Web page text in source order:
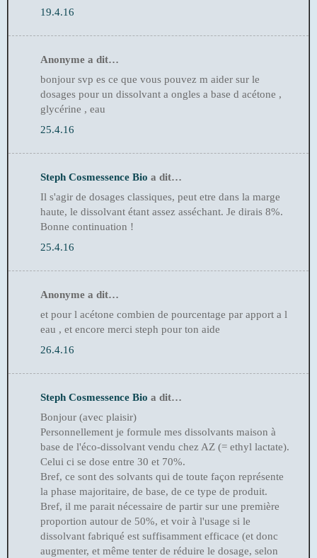
19.4.16
Anonyme a dit…
bonjour svp es ce que vous pouvez m aider sur le
dosages pour un dissolvant a ongles a base d acétone ,
glycérine , eau
25.4.16
Steph Cosmessence Bio a dit…
Il s'agir de dosages classiques, peut etre dans la marge
haute, le dissolvant étant assez asséchant. Je dirais 8%.
Bonne continuation !
25.4.16
Anonyme a dit…
et pour l acétone combien de pourcentage par apport a l
eau , et encore merci steph pour ton aide
26.4.16
Steph Cosmessence Bio a dit…
Bonjour (avec plaisir)
Personnellement je formule mes dissolvants maison à
base de l'éco-dissolvant vendu chez AZ (= ethyl lactate).
Celui ci se dose entre 30 et 70%.
Bref, ce sont des solvants qui de toute façon représente
la phase majoritaire, de base, de ce type de produit.
Bref, il me parait nécessaire de partir sur une première
proportion autour de 50%, et voir à l'usage si le
dissolvant fabriqué est suffisamment efficace (et donc
augmenter, et même tenter de réduire le dosage, selon